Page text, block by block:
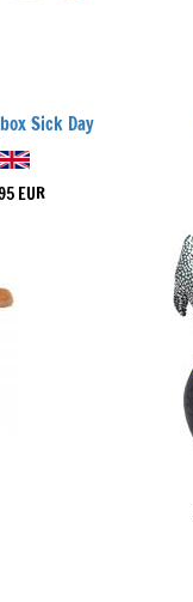
Sick Day
EUR